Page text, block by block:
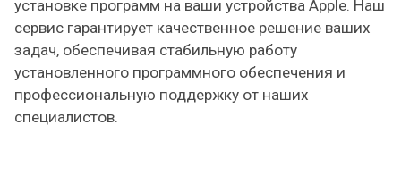
установке программ на ваши устройства Apple. Наш
сервис гарантирует качественное решение ваших
задач, обеспечивая стабильную работу
установленного программного обеспечения и
профессиональную поддержку от наших
специалистов.